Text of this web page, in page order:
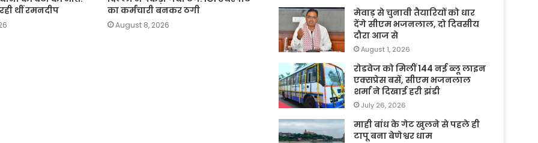
थीं रमनदीप
का कर्मचारी बनकर ठगी
August 8, 2026
मेवाड़ से चुनावी तैयारियों को धार
देंगे सीएम भजनलाल, दो दिवसीय
दौरा आज से
August 1, 2026
रोडवेज को मिलीं 144 नई ब्लू लाइन
एक्सप्रेस बसें, सीएम भजनलाल
शर्मा ने दिखाई हरी झंडी
July 26, 2026
माही बांध के गेट खुलने से पहले ही
टापू बना बेणेश्वर धाम